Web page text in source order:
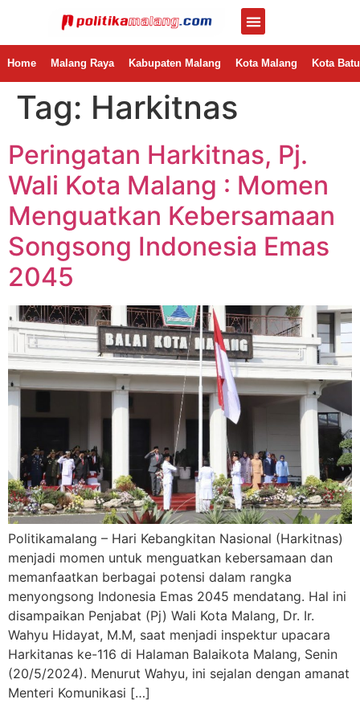
Home Malang Raya Kabupaten Malang Kota Malang Kota Batu
Tag: Harkitnas
Peringatan Harkitnas, Pj.
Wali Kota Malang : Momen
Menguatkan Kebersamaan
Songsong Indonesia Emas
2045
Politikamalang – Hari Kebangkitan Nasional (Harkitnas)
menjadi momen untuk menguatkan kebersamaan dan
memanfaatkan berbagai potensi dalam rangka
menyongsong Indonesia Emas 2045 mendatang. Hal ini
disampaikan Penjabat (Pj) Wali Kota Malang, Dr. Ir.
Wahyu Hidayat, M.M, saat menjadi inspektur upacara
Harkitanas ke-116 di Halaman Balaikota Malang, Senin
(20/5/2024). Menurut Wahyu, ini sejalan dengan amanat
Menteri Komunikasi […]